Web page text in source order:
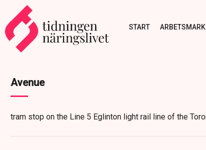
START
Avenue
tram stop on the Line 5 Eglinton light rail line of the